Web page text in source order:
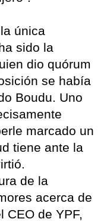
única
sido la
dio quórum
se había
Boudu. Uno
marcado un
tiene ante la
de la
acerca de
CEO de YPF,